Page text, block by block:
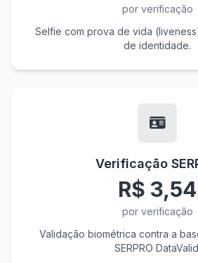
por verificação
Selfie com prova de vida
de identidade.
Verificação
R$ 3,54
por verificação
Validação biométrica contra a
SERPRO